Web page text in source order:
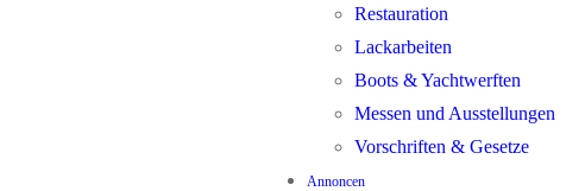
Restauration
Lackarbeiten
Boots & Yachtwerften
Messen und Ausstellungen
Vorschriften & Gesetze
Annoncen